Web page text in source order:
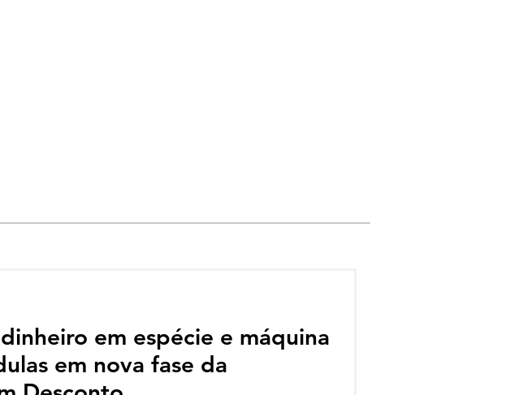
em espécie e máquina
em nova fase da